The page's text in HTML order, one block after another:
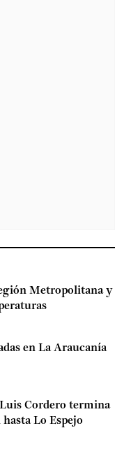
Metropolitana y
en La Araucanía
Cordero termina
Lo Espejo